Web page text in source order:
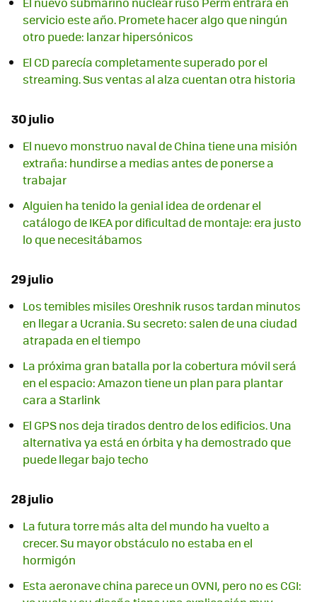
servicio este año. Promete hacer algo que ningún
otro puede: lanzar hipersónicos
El CD parecía completamente superado por el
streaming. Sus ventas al alza cuentan otra historia
30 julio
El nuevo monstruo naval de China tiene una misión
extraña: hundirse a medias antes de ponerse a
trabajar
Alguien ha tenido la genial idea de ordenar el
catálogo de IKEA por dificultad de montaje: era justo
lo que necesitábamos
29 julio
Los temibles misiles Oreshnik rusos tardan minutos
en llegar a Ucrania. Su secreto: salen de una ciudad
atrapada en el tiempo
La próxima gran batalla por la cobertura móvil será
en el espacio: Amazon tiene un plan para plantar
cara a Starlink
El GPS nos deja tirados dentro de los edificios. Una
alternativa ya está en órbita y ha demostrado que
puede llegar bajo techo
28 julio
La futura torre más alta del mundo ha vuelto a
crecer. Su mayor obstáculo no estaba en el
hormigón
Esta aeronave china parece un OVNI, pero no es CGI: